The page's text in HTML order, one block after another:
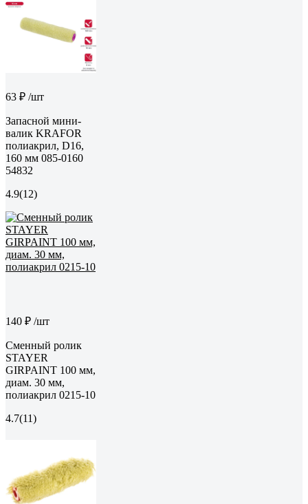
63 ₽ /шт
Запасной мини-
валик KRAFOR
полиакрил, D16,
160 мм 085-0160
54832
4.9(12)
140 ₽ /шт
Сменный ролик
STAYER
GIRPAINT 100 мм,
диам. 30 мм,
полиакрил 0215-10
4.7(11)